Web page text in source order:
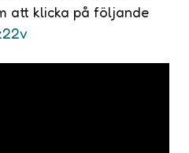
att klicka på följande